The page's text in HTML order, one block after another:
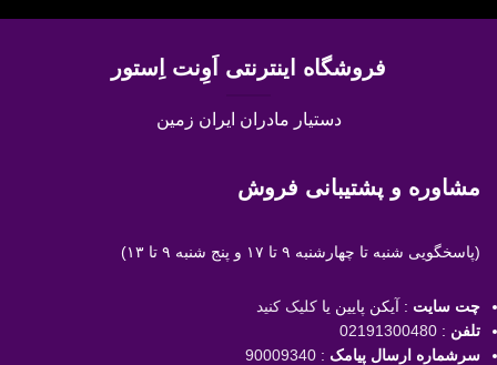
فروشگاه اینترنتی اَوِنت اِستور
دستیار مادران ایران زمین
مشاوره و پشتیبانی فروش
(پاسخگویی شنبه تا چهارشنبه ۹ تا ۱۷ و پنج شنبه ۹ تا ۱۳)
چت سایت : آیکن پایین یا کلیک کنید
تلفن :
02191300480
سرشماره ارسال پیامک :
90009340